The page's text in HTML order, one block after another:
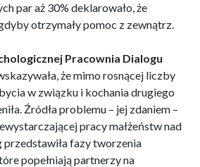
par aż 30% deklarowało, że
otrzymały pomoc z zewnątrz.
Pracownia Dialogu
że mimo rosnącej liczby
w związku i kochania drugiego
Źródła problemu – jej zdaniem –
pracy małżeństw nad
przedstawiła fazy tworzenia
popełniają partnerzy na